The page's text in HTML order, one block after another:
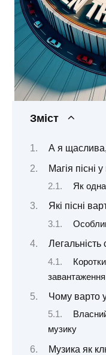
Зміст
А я щаслива,
Магія пісні
Як одна
Які пісні
Легальність
Чому варто
музику
Музика як